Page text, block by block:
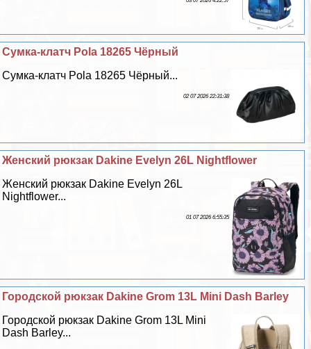
Сумка-клатч Pola 18265 Чёрный
Сумка-клатч Pola 18265 Чёрный...
02 07 2026 22:31:38
Женский рюкзак Dakine Evelyn 26L Nightflower
Женский рюкзак Dakine Evelyn 26L
Nightflower...
01 07 2026 6:55:35
Городской рюкзак Dakine Grom 13L Mini Dash Barley
Городской рюкзак Dakine Grom 13L Mini
Dash Barley...